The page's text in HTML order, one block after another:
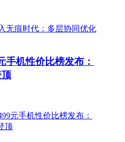
手机性价比榜发布：